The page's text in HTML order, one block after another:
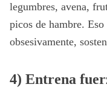
legumbres, avena,
picos de hambre.
obsesivamente,
4) Entrena